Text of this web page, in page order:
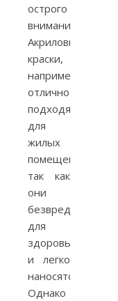
острого
внимания.
Акриловые
краски,
например,
отлично
подходят
для
жилых
помещений,
так как
они
безвредны
для
здоровья
и легко
наносятся.
Однако